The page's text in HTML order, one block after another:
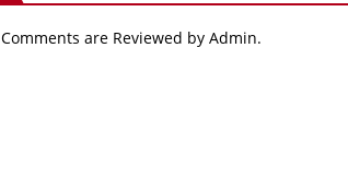
are Reviewed by Admin.